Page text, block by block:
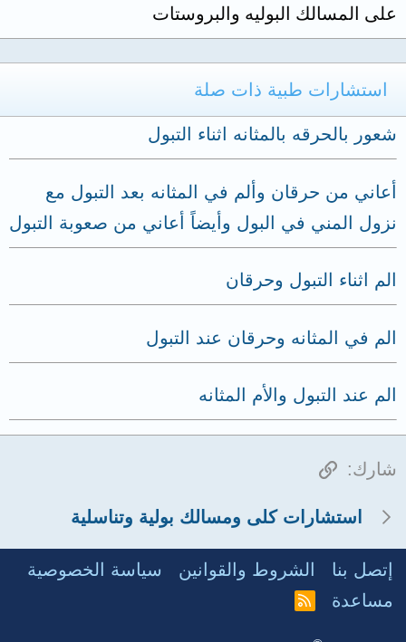
على المسالك البوليه والبروستات
استشارات طبية ذات صلة
شعور بالحرقه بالمثانه اثناء التبول
أعاني من حرقان وألم في المثانه بعد التبول مع
نزول المني في البول وأيضاً أعاني من صعوبة التبول
الم اثناء التبول وحرقان
الم في المثانه وحرقان عند التبول
الم عند التبول والأم المثانه
شارك: الرابط
استشارات كلى ومسالك بولية وتناسلية
إتصل بنا الشروط والقوانين
سياسة الخصوصية
مساعدة
R